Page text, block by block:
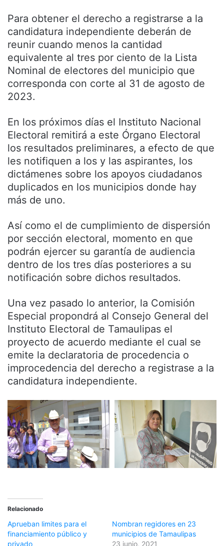
Para obtener el derecho a registrarse a la
candidatura independiente deberán de
reunir cuando menos la cantidad
equivalente al tres por ciento de la Lista
Nominal de electores del municipio que
corresponda con corte al 31 de agosto de
2023.
En los próximos días el Instituto Nacional
Electoral remitirá a este Órgano Electoral
los resultados preliminares, a efecto de que
les notifiquen a los y las aspirantes, los
dictámenes sobre los apoyos ciudadanos
duplicados en los municipios donde hay
más de uno.
Así como el de cumplimiento de dispersión
por sección electoral, momento en que
podrán ejercer su garantía de audiencia
dentro de los tres días posteriores a su
notificación sobre dichos resultados.
Una vez pasado lo anterior, la Comisión
Especial propondrá al Consejo General del
Instituto Electoral de Tamaulipas el
proyecto de acuerdo mediante el cual se
emite la declaratoria de procedencia o
improcedencia del derecho a registrase a la
candidatura independiente.
Relacionado
Aprueban limites para el
financiamiento público y
privado
Nombran regidores en 23
municipios de Tamaulipas
23 junio, 2021